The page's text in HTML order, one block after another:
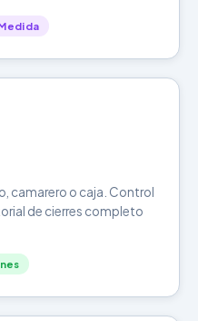
camarero o caja. Control
de cierres completo